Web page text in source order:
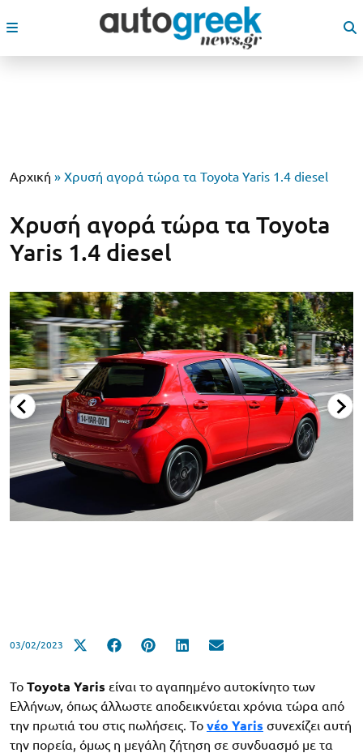
Αρχική » Χρυσή αγορά τώρα τα Toyota Yaris 1.4 diesel
Χρυσή αγορά τώρα τα Toyota
Yaris 1.4 diesel
03/02/2023
Το Toyota Yaris είναι το αγαπημένο αυτοκίνητο των
Ελλήνων, όπως άλλωστε αποδεικνύεται χρόνια τώρα από
την πρωτιά του στις πωλήσεις. Το νέο Yaris συνεχίζει αυτή
την πορεία, όμως η μεγάλη ζήτηση σε συνδυασμό με τα